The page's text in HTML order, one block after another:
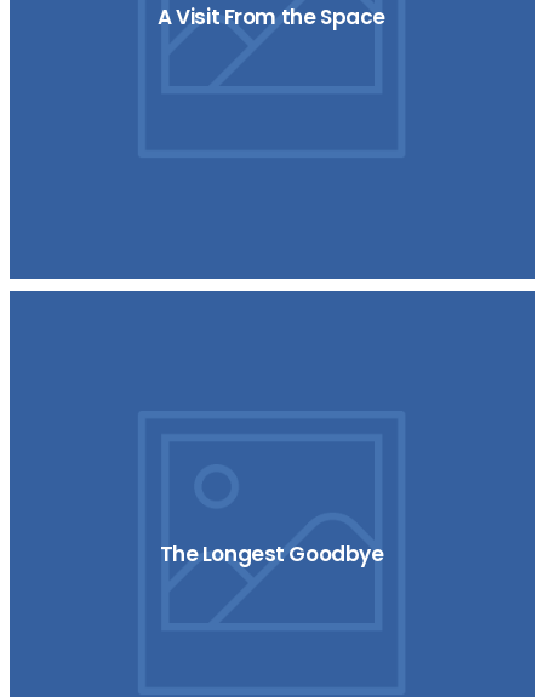
A Visit From the Space
The Longest Goodbye